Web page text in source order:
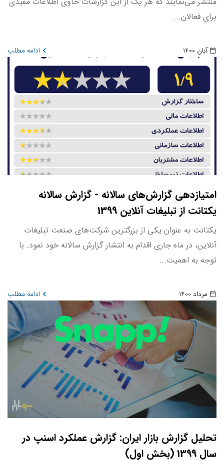
برای فعالان...
آبان 1400 ادامه مطلب
امتیازدهی گزارش‌های سالانه - گزارش سالانه
یکتانت از تبلیغات آنلاین 1399
یکتانت به عنوان یکی از بزرگترین شرکت‌های صنعت تبلیغات
آنلاین، در ماه جاری اقدام به انتشار گزارش سالانه خود نمود. با
توجه به اهمیت...
مرداد 1400 ادامه مطلب
تحلیل گزارش بازار ایران: گزارش عملکرد اسنپ در
سال 1399 (بخش اول)